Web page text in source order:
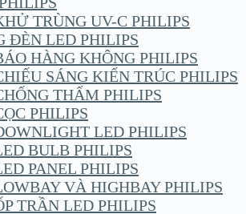
TRÙNG UV-C PHILIPS
ĐÈN LED PHILIPS
HÀNG KHÔNG PHILIPS
SÁNG KIẾN TRÚC PHILIPS
THẤM PHILIPS
PHILIPS
LED PHILIPS
BULB PHILIPS
PANEL PHILIPS
VÀ HIGHBAY PHILIPS
TRẦN LED PHILIPS